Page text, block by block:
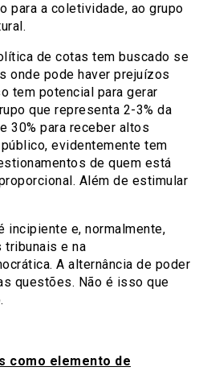
para a coletividade, ao grupo
de cotas tem buscado se
onde pode haver prejuízos
tem potencial para gerar
que representa 2-3% da
30% para receber altos
evidentemente tem
de quem está
Além de estimular
incipiente e, normalmente,
tribunais e na
A alternância de poder
questões. Não é isso que
como elemento de